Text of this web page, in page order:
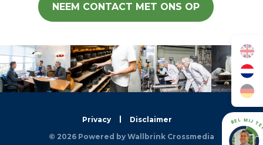
BEL MIJ
NEEM CONTACT MET ONS OP
Privacy
Disclaimer
© 2026 Powered by Wallbrink Crossmedia